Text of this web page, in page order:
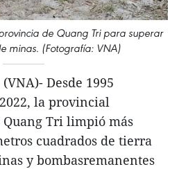
de Quang Tri para superar
minas. (Fotografía: VNA)
Desde 1995
la provincial
Tri limpió más
cuadrados de tierra
y bombasremanentes